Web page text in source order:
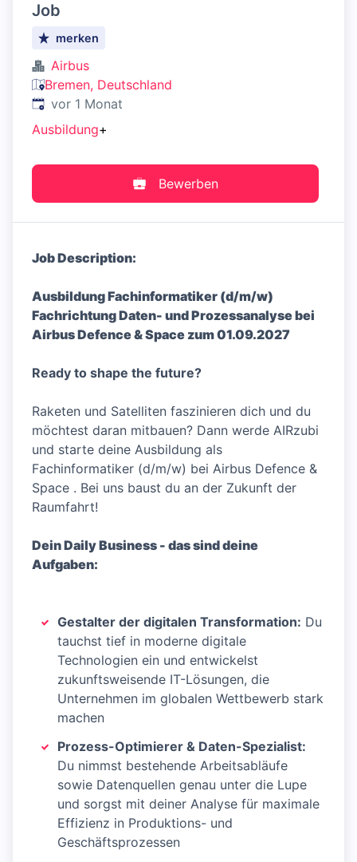
Job
merken
Airbus
Bremen, Deutschland
Veröffentlicht:
vor 1 Monat
Ausbildung+
Bewerben
Job Description:
Ausbildung Fachinformatiker (d/m/w)
Fachrichtung Daten- und Prozessanalyse bei
Airbus Defence & Space zum 01.09.2027
Ready to shape the future?
Raketen und Satelliten faszinieren dich und du
möchtest daran mitbauen? Dann werde AIRzubi
und starte deine Ausbildung als
Fachinformatiker (d/m/w) bei Airbus Defence &
Space . Bei uns baust du an der Zukunft der
Raumfahrt!
Dein Daily Business - das sind deine
Aufgaben:
Gestalter der digitalen Transformation: Du
tauchst tief in moderne digitale
Technologien ein und entwickelst
zukunftsweisende IT-Lösungen, die
Unternehmen im globalen Wettbewerb stark
machen
Prozess-Optimierer & Daten-Spezialist:
Du nimmst bestehende Arbeitsabläufe
sowie Datenquellen genau unter die Lupe
und sorgst mit deiner Analyse für maximale
Effizienz in Produktions- und
Geschäftsprozessen